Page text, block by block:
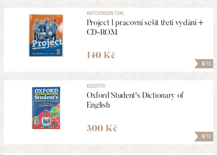
8/10
HUTCHINSON TOM, ...
Project 1 pracovní sešit třetí vydání +
CD-ROM
140 Kč
8/10
KOLEKTIV
Oxford Student's Dictionary of
English
300 Kč